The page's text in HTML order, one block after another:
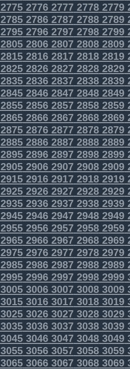
2776277727782779
2786278727882789
2796279727982799
2806280728082809
2816281728182819
2826282728282829
2836283728382839
2846284728482849
2856285728582859
2866286728682869
2876287728782879
2886288728882889
2896289728982899
2906290729082909
2916291729182919
2926292729282929
2936293729382939
2946294729482949
2956295729582959
2966296729682969
2976297729782979
2986298729882989
2996299729982999
3006300730083009
3016301730183019
3026302730283029
3036303730383039
3046304730483049
3056305730583059
3066306730683069